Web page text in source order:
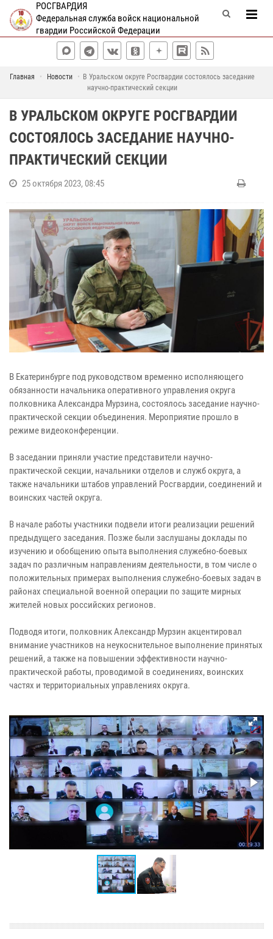
РОСГВАРДИЯ
Федеральная служба войск национальной
гвардии Российской Федерации
Главная Новости
В Уральском округе Росгвардии состоялось заседание
научно-практический секции
В УРАЛЬСКОМ ОКРУГЕ РОСГВАРДИИ
СОСТОЯЛОСЬ ЗАСЕДАНИЕ НАУЧНО-
ПРАКТИЧЕСКИЙ СЕКЦИИ
25 октября 2023, 08:45
В Екатеринбурге под руководством временно исполняющего
обязанности начальника оперативного управления округа
полковника Александра Мурзина, состоялось заседание научно-
практической секции объединения. Мероприятие прошло в
режиме видеоконференции.
В заседании приняли участие представители научно-
практической секции, начальники отделов и служб округа, а
также начальники штабов управлений Росгвардии, соединений и
воинских частей округа.
В начале работы участники подвели итоги реализации решений
предыдущего заседания. Позже были заслушаны доклады по
изучению и обобщению опыта выполнения служебно-боевых
задач по различным направлениям деятельности, в том числе о
положительных примерах выполнения служебно-боевых задач в
районах специальной военной операции по защите мирных
жителей новых российских регионов.
Подводя итоги, полковник Александр Мурзин акцентировал
внимание участников на неукоснительное выполнение принятых
решений, а также на повышении эффективности научно-
практической работы, проводимой в соединениях, воинских
частях и территориальных управлениях округа.